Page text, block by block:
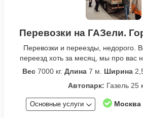
Перевозки на ГАЗели.
Перевозки и переезды, недорого.
переезд хоть за месяц, мы про вас
Вес 7000 кг. Длина 7 м. Ширина
Автопарк: Газель 25
Основные услуги Москва